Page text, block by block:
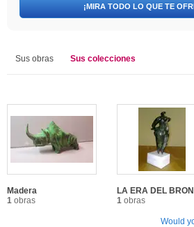
¡MIRA TODO LO QUE TE
Sus obras Sus colecciones
Madera
1 obras
LA ERA DEL
1 obras
Would